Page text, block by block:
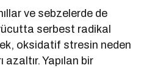
ve sebzelerde de
serbest radikal
oksidatif stresin neden
Yapılan bir